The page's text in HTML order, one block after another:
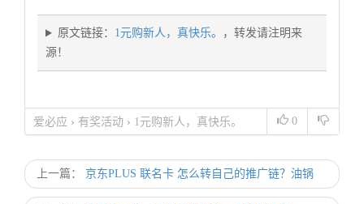
原文链接： 1元购新人，真快乐。
，转发请注明来
源！
0
爱必应 › 有奖活动 › 1元购新人，真快乐。
上一篇： 京东PLUS 联名卡 怎么转自己的推广链？油锅